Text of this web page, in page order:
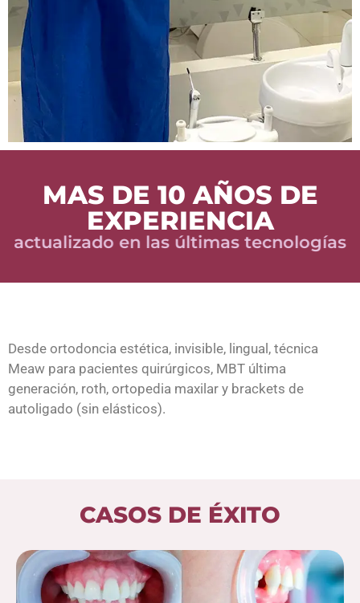
MAS DE 10 AÑOS DE
EXPERIENCIA
actualizado en las últimas tecnologías
Desde ortodoncia estética, invisible, lingual, técnica
Meaw para pacientes quirúrgicos, MBT última
generación, roth, ortopedia maxilar y brackets de
autoligado (sin elásticos).
CASOS DE ÉXITO